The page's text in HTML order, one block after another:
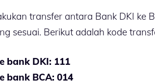
transfer antara Bank DKI ke
sesuai. Berikut adalah kode
bank DKI: 111
bank BCA: 014